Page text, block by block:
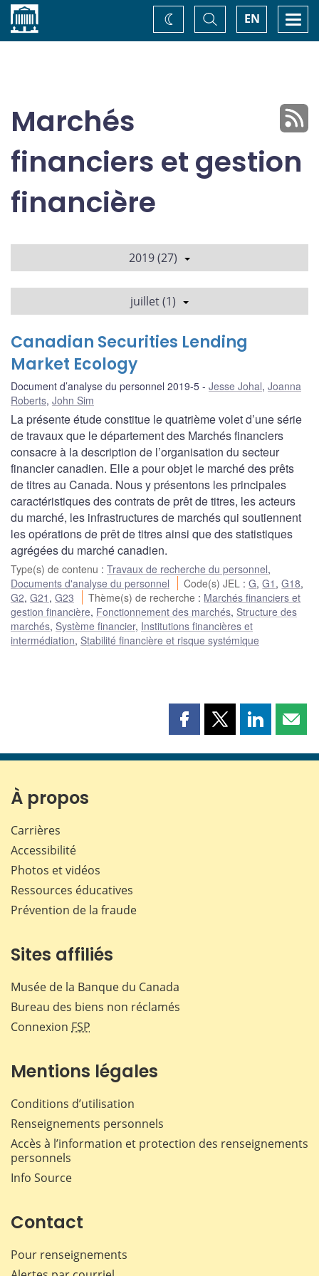
Accueil EN
Basculer
la
recherche
Changez
de
Marchés
financiers et gestion
financière
2019 (27)
juillet (1)
Canadian Securities Lending
Market Ecology
Document d’analyse du personnel 2019-5 Jesse Johal, Joanna
Roberts, John Sim
La présente étude constitue le quatrième volet d’une série
de travaux que le département des Marchés financiers
consacre à la description de l’organisation du secteur
financier canadien. Elle a pour objet le marché des prêts
de titres au Canada. Nous y présentons les principales
caractéristiques des contrats de prêt de titres, les acteurs
du marché, les infrastructures de marchés qui soutiennent
les opérations de prêt de titres ainsi que des statistiques
agrégées du marché canadien.
Type(s) de contenu : Travaux de recherche du personnel,
Documents d'analyse du personnel
Code(s) JEL :G,G1 ,G18,
G2, G21 , G23 Thème(s) de recherche : Marchés financiers et
gestion financière, Fonctionnement des marchés, Structure des
marchés, Système financier, Institutions financières et
intermédiation, Stabilité financière et risque systémique
Partager
page
Partager
page
Partager
page page
À propos
Carrières
Accessibilité
Photos et vidéos
Ressources éducatives
Prévention de la fraude
Sites affiliés
Musée de la Banque du Canada
Bureau des biens non réclamés
Connexion FSP
Mentions légales
Conditions d’utilisation
Renseignements personnels
Accès à l’information et protection des renseignements
personnels
Info Source
Contact
Pour renseignements